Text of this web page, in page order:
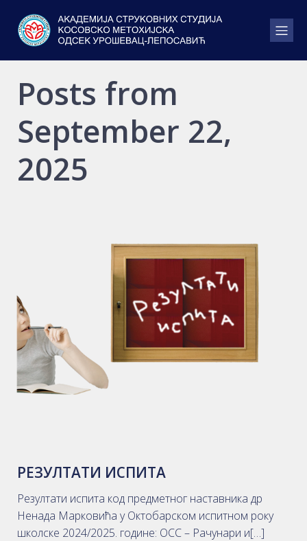
Posts from
September 22,
2025
РЕЗУЛТАТИ ИСПИТА
Резултати испита код предметног наставника др
Ненада Марковића у Октобарском испитном року
школске 2024/2025. године: ОСС – Рачунари и[…]